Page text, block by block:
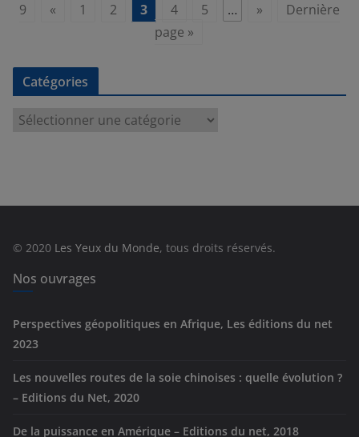
9
« 1 2 3 4 5 … »
Dernière
page »
Catégories
e
s
© 2020 Les Yeux du Monde, tous droits réservés.
Nos ouvrages
Perspectives géopolitiques en Afrique, Les éditions du net
2023
Les nouvelles routes de la soie chinoises : quelle évolution ?
– Editions du Net, 2020
De la puissance en Amérique – Editions du net, 2018